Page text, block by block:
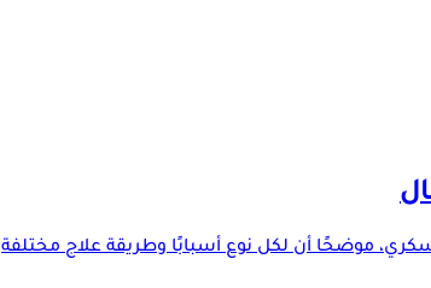
موضحًا أن لكل نوع أسبابًا وطريقة علاج مختلفة